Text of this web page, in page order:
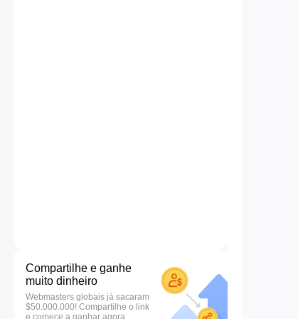
Compartilhe e ganhe
muito dinheiro
Webmasters globais já sacaram
$50.000.000! Compartilhe o link
e comece a ganhar agora.